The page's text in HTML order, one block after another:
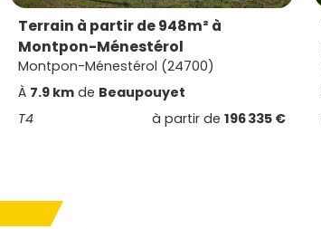
Terrain à partir de 948m² à
Montpon-Ménestérol
Montpon-Ménestérol (24700)
À 7.9 km de Beaupouyet
T4
à partir de 196 335 €